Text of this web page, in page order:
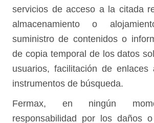
servicios de acceso a la citada
almacenamiento o
suministro de contenidos o
de copia temporal de los datos
usuarios, facilitación de enlaces
instrumentos de búsqueda.
Fermax, en ningún
responsabilidad por los daños